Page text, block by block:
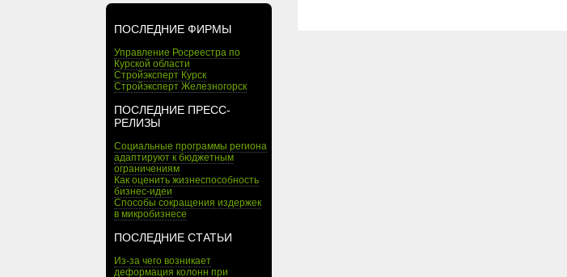
ПОСЛЕДНИЕ ФИРМЫ
Управление Росреестра по
Курской области
Стройэксперт Курск
Стройэксперт Железногорск
ПОСЛЕДНИЕ ПРЕСС-
РЕЛИЗЫ
Социальные программы региона
адаптируют к бюджетным
ограничениям
Как оценить жизнеспособность
бизнес-идеи
Способы сокращения издержек
в микробизнесе
ПОСЛЕДНИЕ СТАТЬИ
Из-за чего возникает
деформация колонн при